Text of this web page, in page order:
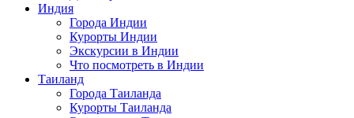
Индия
Города Индии
Курорты Индии
Экскурсии в Индии
Что посмотреть в Индии
Таиланд
Города Таиланда
Курорты Таиланда